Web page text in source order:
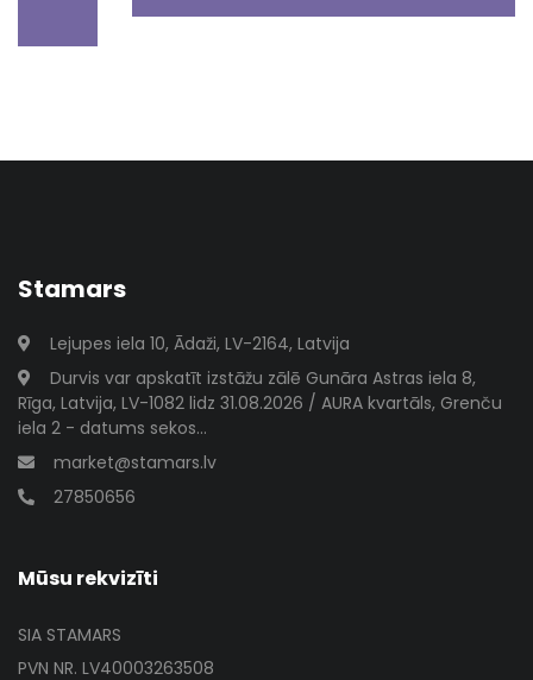
Stamars
Lejupes iela 10, Ādaži, LV-2164, Latvija
Durvis var apskatīt izstāžu zālē Gunāra Astras iela 8,
Rīga, Latvija, LV-1082 lidz 31.08.2026 / AURA kvartāls, Grenču
iela 2 - datums sekos...
market@stamars.lv
27850656
Mūsu rekvizīti
SIA STAMARS
PVN NR. LV40003263508